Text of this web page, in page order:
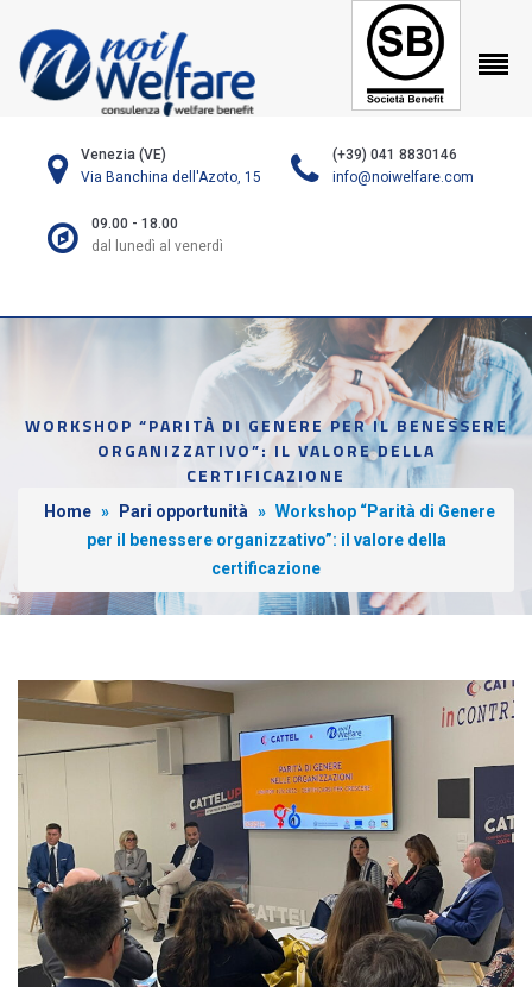
Venezia (VE)
Via Banchina dell'Azoto, 15
(+39) 041 8830146
info@noiwelfare.com
09.00 - 18.00
dal lunedì al venerdì
WORKSHOP “PARITÀ DI GENERE PER IL BENESSERE
ORGANIZZATIVO”: IL VALORE DELLA
CERTIFICAZIONE
Home » Pari opportunità » Workshop “Parità di Genere
per il benessere organizzativo”: il valore della
certificazione